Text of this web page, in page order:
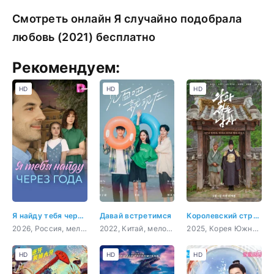
Смотреть онлайн Я случайно подобрала
любовь (2021) бесплатно
Рекомендуем:
Я найду тебя через года
2026, Россия, мелодрама
HD
Давай встретимся
2022, Китай, мелодрама
HD
Королевский страж
2025, Корея Южная, история, биография, драма
HD
HD HD HD